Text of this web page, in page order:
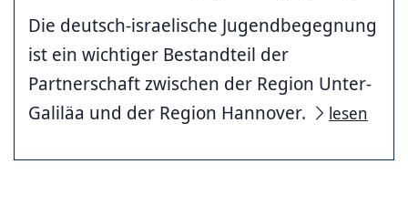
Die deutsch-israelische Jugendbegegnung
ist ein wichtiger Bestandteil der
Partnerschaft zwischen der Region Unter-
Galiläa und der Region Hannover.
lesen